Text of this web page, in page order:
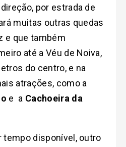
por estrada de
muitas outras quedas
e que também
até a Véu de Noiva,
do centro, e na
atrações, como a
e a Cachoeira da
tempo disponível, outro